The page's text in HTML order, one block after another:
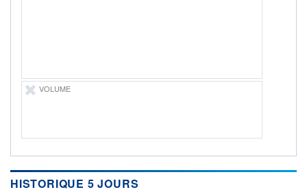
0,97% 31,29
Non éligible
Boursobank
VOLUME
HISTORIQUE 5 JOURS